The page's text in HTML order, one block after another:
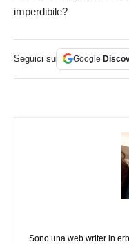
imperdibile?
Seguici su Google
Sono una web writer in